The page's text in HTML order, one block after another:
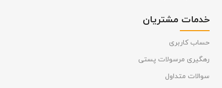
خدمات مشتریان
حساب کاربری
رهگیری مرسولات پستی
سوالات متداول